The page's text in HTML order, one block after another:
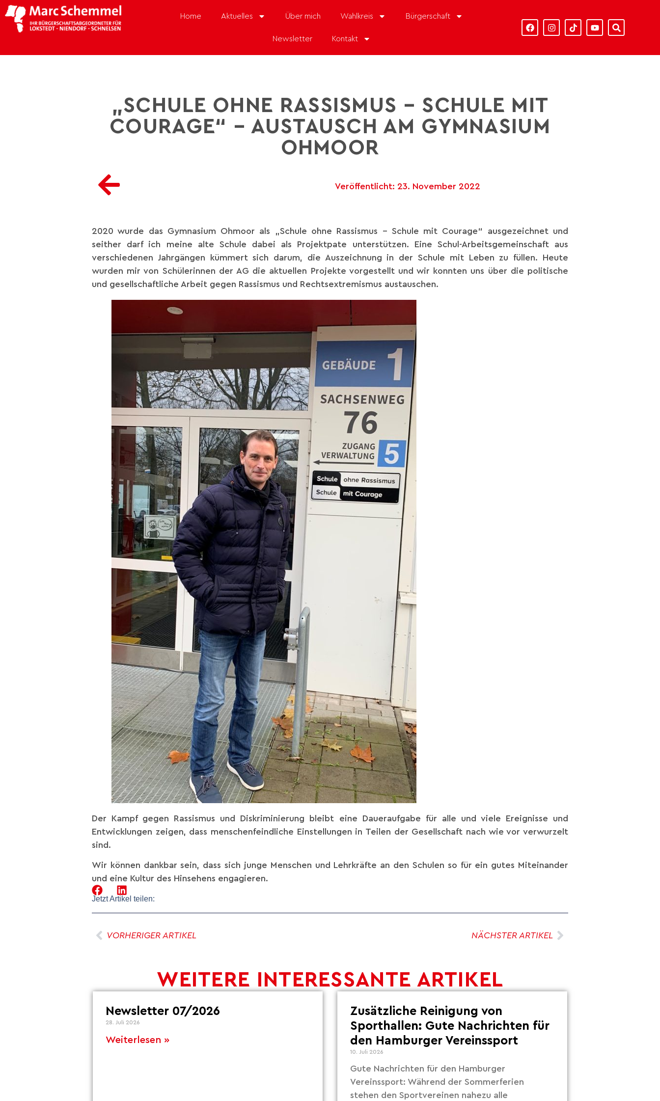
Home Aktuelles Über mich Wahlkreis Bürgerschaft
Newsletter Kontakt
„SCHULE OHNE RASSISMUS – SCHULE MIT
COURAGE“ – AUSTAUSCH AM GYMNASIUM
OHMOOR
Veröffentlicht: 23. November 2022
2020 wurde das Gymnasium Ohmoor als „Schule ohne Rassismus – Schule mit Courage“ ausgezeichnet und
seither darf ich meine alte Schule dabei als Projektpate unterstützen. Eine Schul-Arbeitsgemeinschaft aus
verschiedenen Jahrgängen kümmert sich darum, die Auszeichnung in der Schule mit Leben zu füllen. Heute
wurden mir von Schülerinnen der AG die aktuellen Projekte vorgestellt und wir konnten uns über die politische
und gesellschaftliche Arbeit gegen Rassismus und Rechtsextremismus austauschen.
Der Kampf gegen Rassismus und Diskriminierung bleibt eine Daueraufgabe für alle und viele Ereignisse und
Entwicklungen zeigen, dass menschenfeindliche Einstellungen in Teilen der Gesellschaft nach wie vor verwurzelt
sind.
Wir können dankbar sein, dass sich junge Menschen und Lehrkräfte an den Schulen so für ein gutes Miteinander
und eine Kultur des Hinsehens engagieren.
Jetzt Artikel teilen:
VORHERIGER ARTIKEL NÄCHSTER ARTIKEL
WEITERE INTERESSANTE ARTIKEL
Newsletter 07/2026
28. Juli 2026
Weiterlesen »
Zusätzliche Reinigung von
Sporthallen: Gute Nachrichten für
den Hamburger Vereinssport
10. Juli 2026
Gute Nachrichten für den Hamburger
Vereinssport: Während der Sommerferien
stehen den Sportvereinen nahezu alle